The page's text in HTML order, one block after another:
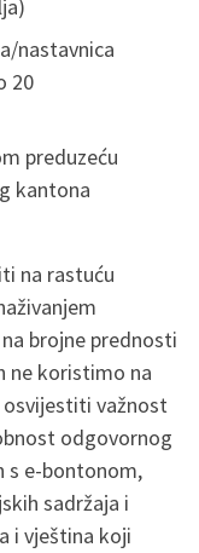
nastavnica
20
preduzeću
kantona
na rastuću
brojne prednosti
ne koristimo na
važnost
odgovornog
s e-bontonom,
sadržaja i
i vještina koji